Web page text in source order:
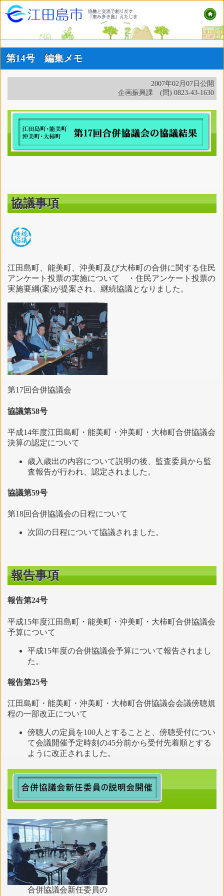
第14号 編集メモ
2007年02月07日公開
企画振興課 (問) 0823-43-1630
協議事項
江田島町、能美町、沖美町及び大柿町の合併に関する住民
アンケート投票の実施について ・住民アンケート投票の
実施要綱(案)が提案され、継続協議となりました。
第17回合併協議会
協議第58号
平成14年度江田島町・能美町・沖美町・大柿町合併協議会
決算の認定について
歳入歳出の内容について説明の後、監査委員から監
査報告が行われ、認定されました。
協議第59号
第18回合併協議会の日程について
次回の日程について協議されました。
報告事項
報告第24号
平成15年度江田島町・能美町・沖美町・大柿町合併協議会
予算について
平成15年度の合併協議会予算について報告されまし
た。
報告第25号
江田島町・能美町・沖美町・大柿町合併協議会会議傍聴規
程の一部改正について
傍聴人の定員を100人とすることと、傍聴受付につい
て会議開催予定時刻の45分前から受付先着順とする
ように改正されました。
合併協議会新任委員の